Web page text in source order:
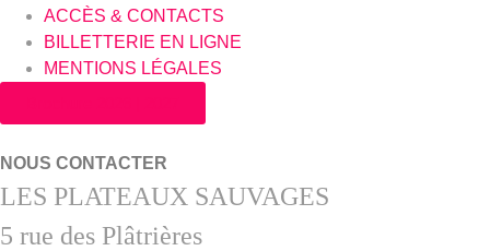
ACCÈS & CONTACTS
BILLETTERIE EN LIGNE
MENTIONS LÉGALES
NOUS CONTACTER
LES PLATEAUX SAUVAGES
5 rue des Plâtrières